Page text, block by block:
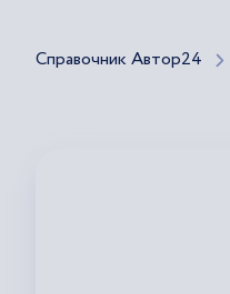
Справочник Автор24